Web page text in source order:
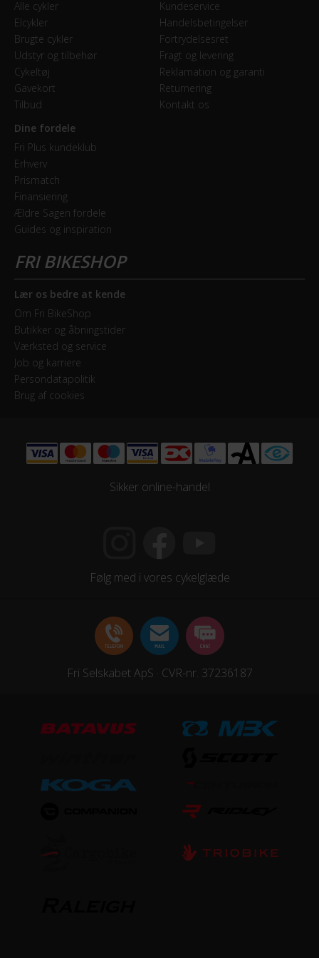
Forbremse
Mekanisk skivebremse Shimano BR-M365
GEAR
Bagskifter
Shimano RD-T8000 10 Speed
Forskifter
Shimano FD-T8000
Geartype
Kassette
Kranksæt
Shimano Shimano XT T8000
Samlet antal gear
Skiftegreb
Shimano SL-T8000
Forgaffel
Alle cykler
Elcykler
Brugte cykler
Udstyr og tilbehør
Cykeltøj
Gavekort
Tilbud
Kundeservice
Handelsbetingelser
Fortrydelsesret
Fragt og levering
Reklamation og garanti
Returnering
Kontakt os
Dine fordele
Fri Plus kundeklub
Erhverv
Prismatch
Finansiering
Ældre Sagen fordele
Guides og inspiration
Lær os bedre at kende
Om Fri BikeShop
Butikker og åbningstider
Værksted og service
Job og karriere
Persondatapolitik
Brug af cookies
Sikker online-handel
Følg med i vores cykelglæde
Fri Selskabet ApS · CVR-nr. 37236187